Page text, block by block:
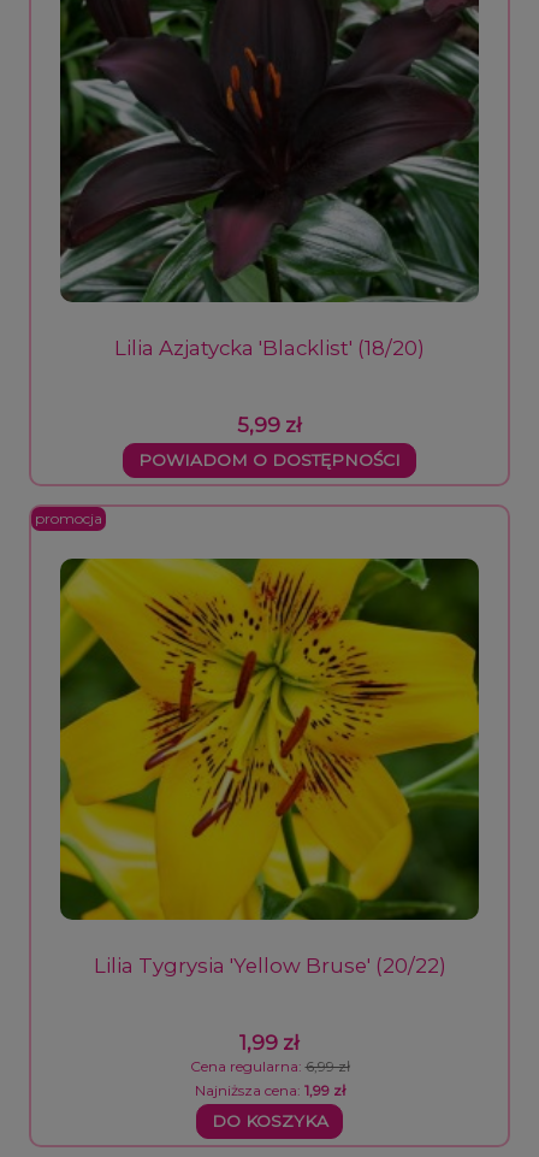
Lilia Azjatycka 'Blacklist' (18/20)
5,99 zł
POWIADOM O DOSTĘPNOŚCI
Lilia Tygrysia 'Yellow Bruse' (20/22)
1,99 zł
Cena regularna:6,99 zł
Najniższa cena: 1,99 zł
DO KOSZYKA
promocja